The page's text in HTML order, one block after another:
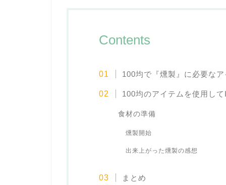
Contents
100均で『燻製』に必要な
100均のアイテムを使用し
食材の準備
燻製開始
出来上がった燻製の感想
まとめ